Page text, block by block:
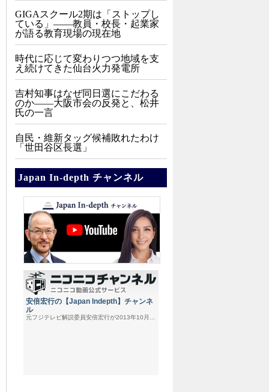
GIGAスクール2期は「ストップし
ている」——教員・校長・起業家
が語る教育現場の現在地
時代に応じて変わりつつ地域を支
え続けてきた仙台火力発電所
吉村知事はなぜ同日選にこだわる
のか――大阪市会の反発と、松井
氏の一言
自民・維新タッグ候補敗れたわけ
「世田谷区長選」
Japan In-depth チャンネル